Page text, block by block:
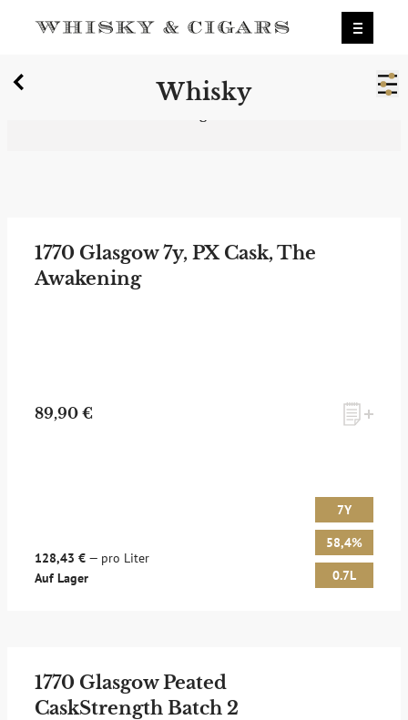
X
Wir wurden zum besten Whiskyshop
Whisky
1770 Glasgow 7y, PX Cask, The
Awakening
89,90 €
128,43 € — pro Liter
Auf Lager
7Y
58,4%
0.7L
1770 Glasgow Peated
CaskStrength Batch 2